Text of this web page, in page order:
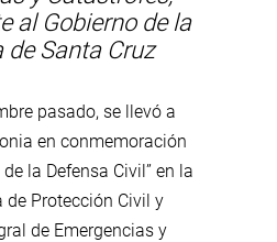
al Gobierno de la
de Santa Cruz
pasado, se llevó a
en conmemoración
la Defensa Civil” en la
de Protección Civil y
de Emergencias y